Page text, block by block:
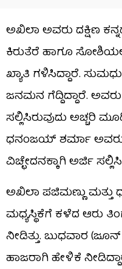
ಅಖಿಲಾ ಅವರು ದಕ್ಷಿಣ
ಕಿರುತೆರೆ ಹಾಗೂ
ಖ್ಯಾತಿ ಗಳಿಸಿದ್ದಾರೆ.
ಜನಮನ ಗೆದ್ದಿದ್ದಾರೆ.
ಸಲ್ಲಿಸಿರುವುದು ಅಚ್ಚರಿ
ಧನಂಜಯ್ ಶರ್ಮಾ ಅವರು
ವಿಚ್ಛೇದನಕ್ಕಾಗಿ ಅರ್ಜಿ
ಅಖಿಲಾ ಪಜಿಮಣ್ಣು
ಮಧ್ಯಸ್ಥಿಕೆಗೆ ಕಳೆದ ಆರು
ನೀಡಿತ್ತು. ಬುಧವಾರ
ಹಾಜರಾಗಿ ಹೇಳಿಕೆ